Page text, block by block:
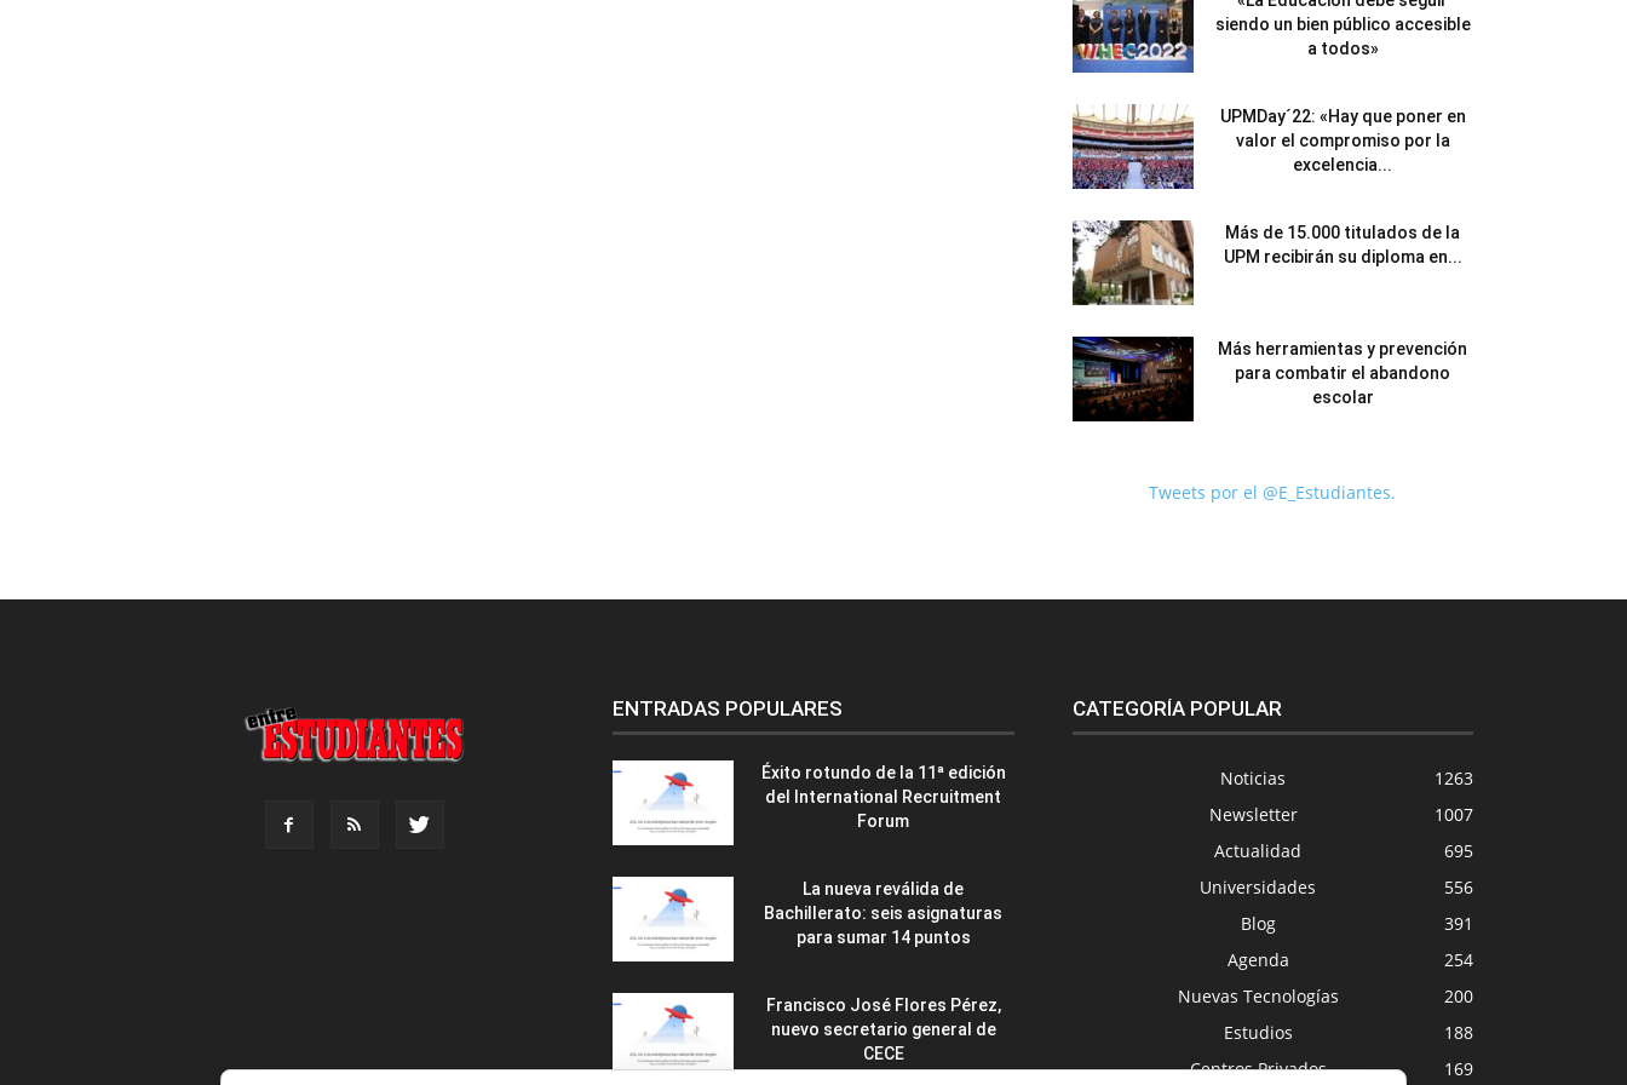
siendo un bien público accesible
a todos»
UPMDay´22: «Hay que poner en
valor el compromiso por la
excelencia...
Más de 15.000 titulados de la
UPM recibirán su diploma en...
Más herramientas y prevención
para combatir el abandono
escolar
Tweets por el @E_Estudiantes.
ENTRADAS POPULARES
Éxito rotundo de la 11ª edición
del International Recruitment
Forum
La nueva reválida de
Bachillerato: seis asignaturas
para sumar 14 puntos
Francisco José Flores Pérez,
nuevo secretario general de
CECE
CATEGORÍA POPULAR
Noticias
1263
Newsletter
1007
Actualidad
695
Universidades
556
Blog
391
Agenda
254
Nuevas Tecnologías
200
Estudios
188
Centros Privados
169